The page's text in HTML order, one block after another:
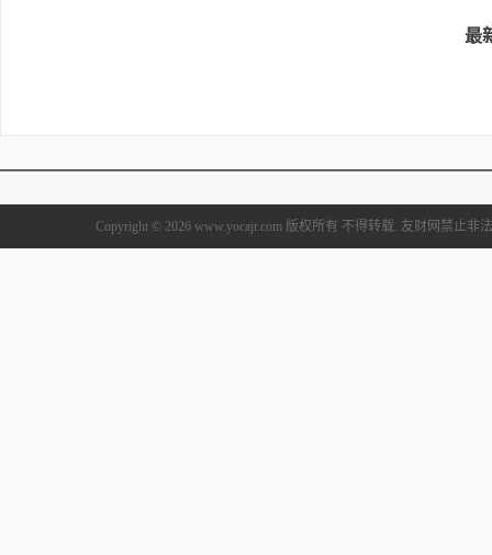
最
Copyright © 2026 www.yocajr.com 版权所有 不得转载. 友财网禁止非